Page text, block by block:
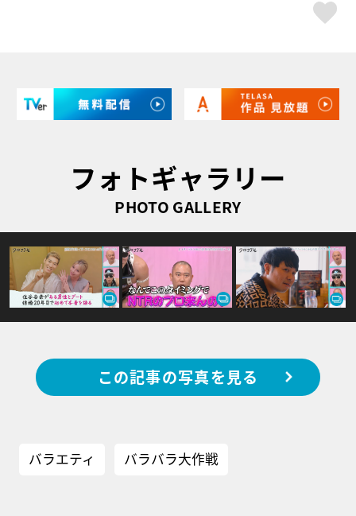
フォトギャラリー
PHOTO GALLERY
この記事の写真を見る
バラエティ バラバラ大作戦